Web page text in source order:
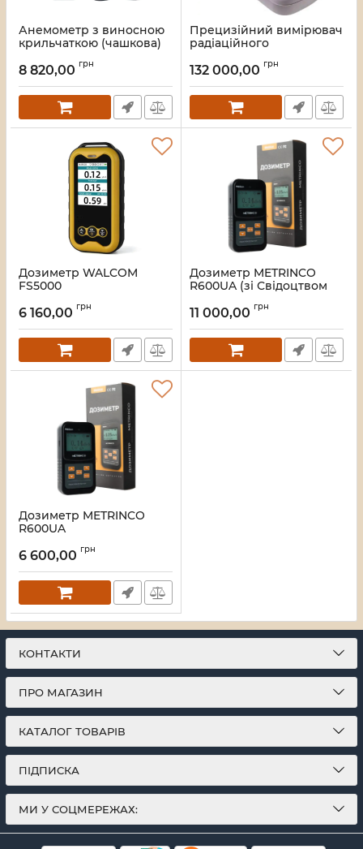
Анемометр з виносною
крильчаткою (чашкова)
Артикул:790
8 820,00 грн
Прецизійний вимірювач
радіаційного
HORIBA PA-1000
Артикул:2236
132 000,00 грн
Дозиметр WALCOM
FS5000
6 160,00 грн
Дозиметр METRINCO
R600UA (зі Свідоцтвом
калібрування ISO 17025)
Артикул:1993
11 000,00 грн
Дозиметр METRINCO
R600UA
6 600,00 грн
КОНТАКТИ
ПРО МАГАЗИН
КАТАЛОГ ТОВАРІВ
ПІДПИСКА
МИ У СОЦМЕРЕЖАХ: